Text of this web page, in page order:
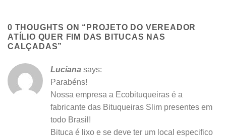
0 THOUGHTS ON “ PROJETO DO VEREADOR
ATÍLIO QUER FIM DAS BITUCAS NAS
CALÇADAS”
Luciana says:
Parabéns!
Nossa empresa a Ecobituqueiras é a
fabricante das Bituqueiras Slim presentes em
todo Brasil!
Bituca é lixo e se deve ter um local especifico